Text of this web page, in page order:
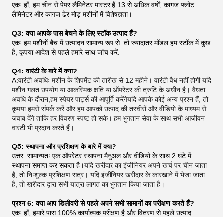
एकः हाँ, हम चीन से पेपर लैमिनेटर मास्टर हैं 13 से अधिक वर्षों, कागज फ्लोट
लैमिनेटर और कागज ढेर मोड़ मशीनों में विशेषज्ञता।
Q3: क्या आपके पास बेचने के लिए स्टॉक उत्पाद हैं?
एकः हम मशीनों बैच में उत्पादन सामान्य रूप से. तो ज्यादातर मॉडल हम स्टॉक में कुछ
है, कृपया आदेश से पहले हमारे साथ जांच करें.
Q4: वारंटी के बारे में क्या?
A:वारंटी अवधिः मशीन के शिपमेंट की तारीख से 12 महीने। वारंटी वैध नहीं होगी यदि
मशीन गलत उपयोग या आकस्मिक क्षति या ऑपरेटर की त्रुटि के अधीन है। वैधता
अवधि के दौरान,हम स्पेयर पार्ट्स की आपूर्ति करेंगेयदि आपके कोई अन्य प्रश्न हैं, तो
कृपया हमसे संपर्क करें और हम आपको उत्पाद की तस्वीरों और वीडियो के माध्यम से
जवाब देंगे ताकि हर विवरण स्पष्ट हो सके। हम भुगतान सेवा के साथ सभी आजीवन
वारंटी भी प्रदान करते हैं।
Q5: स्थापना और प्रशिक्षण के बारे में क्या?
उत्तर: सामान्यतः एक ऑपरेटर स्थापना मैनुअल और वीडियो के साथ 2 घंटे में
स्थापना समाप्त कर सकता है।यदि खरीदार का इंजीनियर अपने खर्च पर चीन जाता
है, तो निःशुल्क प्रशिक्षण सत्र। यदि इंजीनियर खरीदार के कारखाने में भेजा जाता
है, तो खरीदार द्वारा सभी यात्रा लागत का भुगतान किया जाता है।
प्रश्न 6: क्या आप डिलीवरी से पहले अपने सभी सामानों का परीक्षण करते हैं?
एकः हाँ, हमारे पास 100% कार्यात्मक परीक्षण है और वितरण से पहले उत्पाद